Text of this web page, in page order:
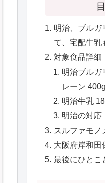
明治、ブルガ
て、宅配牛乳
対象食品詳細
明治ブル
レーン 400g
明治牛乳
明治の対応
スルファモノ
大阪府岸和田
最後にひとこ